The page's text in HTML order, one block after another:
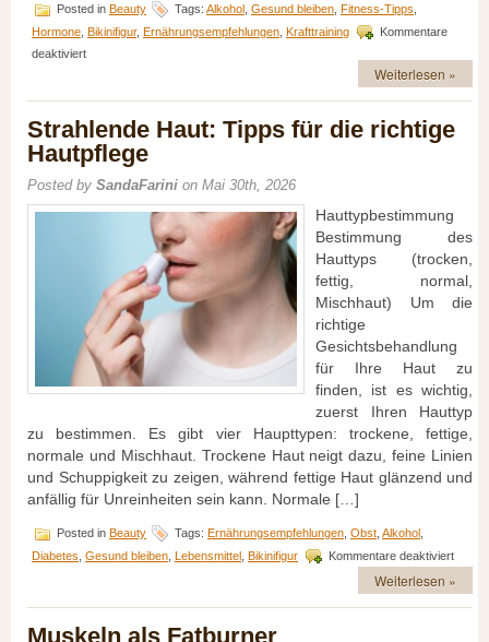
Posted in Beauty Tags: Alkohol Gesund bleiben Fitness-Tipps
Hormone Bikinifigur, Ernährungsempfehlungen Krafttraining
Kommentare
deaktiviertfür
strahlend:
Tipps
zur
Anti-
Hautpflege
Weiterlesen »
Strahlende Haut: Tipps für die richtige
Hautpflege
Posted by SandaFarini on Mai 30th, 2026
Hauttypbestimmung
Bestimmung des
Hauttyps (trocken,
fettig, normal,
Mischhaut) Um die
richtige
Gesichtsbehandlung
für Ihre Haut zu
finden, ist es wichtig,
zuerst Ihren Hauttyp
zu bestimmen. Es gibt vier Haupttypen: trockene, fettige,
normale und Mischhaut. Trockene Haut neigt dazu, feine Linien
und Schuppigkeit zu zeigen, während fettige Haut glänzend und
anfällig für Unreinheiten sein kann. Normale […]
Posted in Beauty Tags: Ernährungsempfehlungen Obst Alkohol
Diabetes Gesund bleiben Lebensmittel Bikinifigur Kommentare deaktiviertfür
Haut:
Tipps
Weiterlesen »
Muskeln als Fatburner